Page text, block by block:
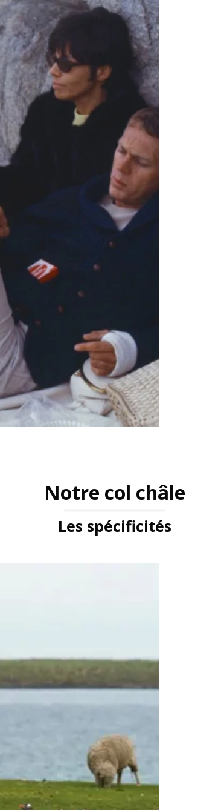
Notre col châle
Les spécificités